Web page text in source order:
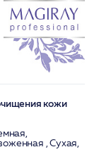
кожи
, Сухая,